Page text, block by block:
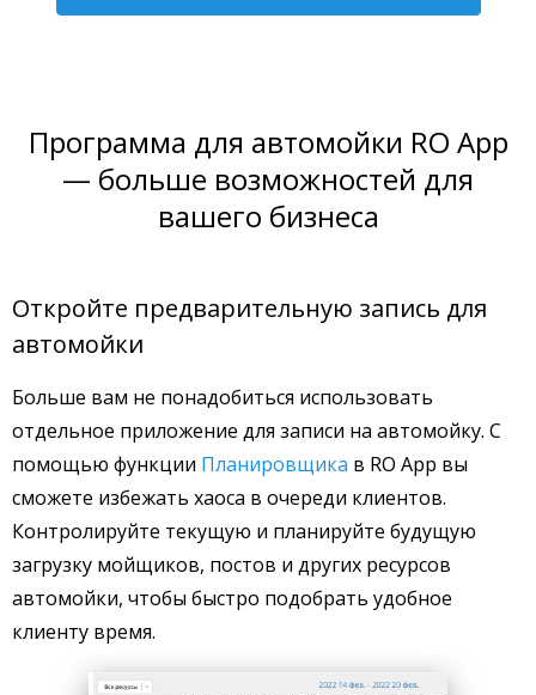
Программа для автомойки RO App
— больше возможностей для
вашего бизнеса
Откройте предварительную запись для
автомойки
Больше вам не понадобиться использовать
отдельное приложение для записи на автомойку. С
помощью функции Планировщика в RO App вы
сможете избежать хаоса в очереди клиентов.
Контролируйте текущую и планируйте будущую
загрузку мойщиков, постов и других ресурсов
автомойки, чтобы быстро подобрать удобное
клиенту время.